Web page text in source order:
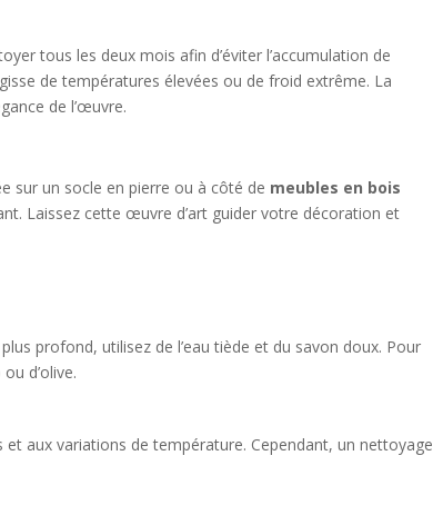
tous les deux mois afin d’éviter l’accumulation de
de températures élevées ou de froid extrême. La
de l’œuvre.
sur un socle en pierre ou à côté de meubles en bois
Laissez cette œuvre d’art guider votre décoration et
profond, utilisez de l’eau tiède et du savon doux. Pour
d’olive.
aux variations de température. Cependant, un nettoyage